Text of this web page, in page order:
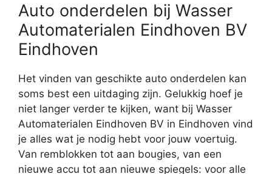
Auto onderdelen bij Wasser
Automaterialen Eindhoven BV
Eindhoven
Het vinden van geschikte auto onderdelen kan
soms best een uitdaging zijn. Gelukkig hoef je
niet langer verder te kijken, want bij Wasser
Automaterialen Eindhoven BV in Eindhoven vind
je alles wat je nodig hebt voor jouw voertuig.
Van remblokken tot aan bougies, van een
nieuwe accu tot aan nieuwe spiegels: voor alle